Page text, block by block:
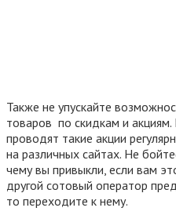
Также не упускайте
товаров по скидкам и
проводят такие акции
на различных сайтах. Не
чему вы привыкли, если вам
другой сотовый оператор
то переходите к нему.